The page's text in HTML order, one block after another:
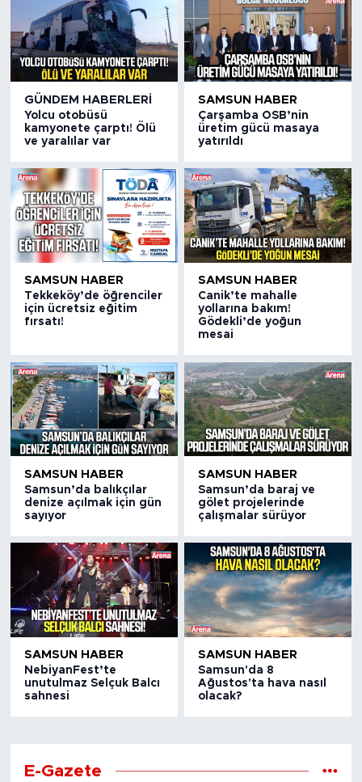
GÜNDEM HABERLERI
Yolcu otobüsü
kamyonete çarptı! Ölü
ve yaralılar var
SAMSUN HABER
Çarşamba OSB’nin
üretim gücü masaya
yatırıldı
SAMSUN HABER
Tekkeköy’de öğrenciler
için ücretsiz eğitim
fırsatı!
SAMSUN HABER
Canik’te mahalle
yollarına bakım!
Gödekli’de yoğun
mesai
SAMSUN HABER
Samsun’da balıkçılar
denize açılmak için gün
sayıyor
SAMSUN HABER
Samsun’da baraj ve
gölet projelerinde
çalışmalar sürüyor
SAMSUN HABER
NebiyanFest’te
unutulmaz Selçuk Balcı
sahnesi
SAMSUN HABER
Samsun'da 8
Ağustos'ta hava nasıl
olacak?
E-Gazete